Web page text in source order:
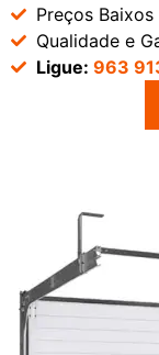
Preços Baixos
Qualidade e
Ligue: 963